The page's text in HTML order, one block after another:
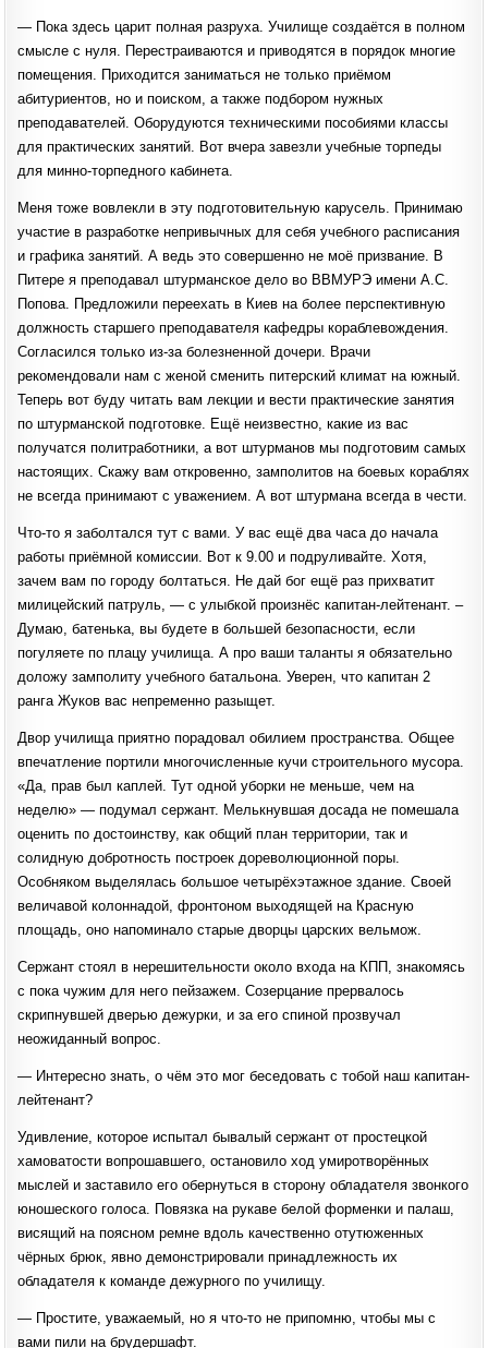
— Пока здесь царит полная разруха. Училище создаётся в полном
смысле с нуля. Перестраиваются и приводятся в порядок многие
помещения. Приходится заниматься не только приёмом
абитуриентов, но и поиском, а также подбором нужных
преподавателей. Оборудуются техническими пособиями классы
для практических занятий. Вот вчера завезли учебные торпеды
для минно-торпедного кабинета.
Меня тоже вовлекли в эту подготовительную карусель. Принимаю
участие в разработке непривычных для себя учебного расписания
и графика занятий. А ведь это совершенно не моё призвание. В
Питере я преподавал штурманское дело во ВВМУРЭ имени А.С.
Попова. Предложили переехать в Киев на более перспективную
должность старшего преподавателя кафедры кораблевождения.
Согласился только из-за болезненной дочери. Врачи
рекомендовали нам с женой сменить питерский климат на южный.
Теперь вот буду читать вам лекции и вести практические занятия
по штурманской подготовке. Ещё неизвестно, какие из вас
получатся политработники, а вот штурманов мы подготовим самых
настоящих. Скажу вам откровенно, замполитов на боевых кораблях
не всегда принимают с уважением. А вот штурмана всегда в чести.
Что-то я заболтался тут с вами. У вас ещё два часа до начала
работы приёмной комиссии. Вот к 9.00 и подруливайте. Хотя,
зачем вам по городу болтаться. Не дай бог ещё раз прихватит
милицейский патруль, — с улыбкой произнёс капитан-лейтенант. –
Думаю, батенька, вы будете в большей безопасности, если
погуляете по плацу училища. А про ваши таланты я обязательно
доложу замполиту учебного батальона. Уверен, что капитан 2
ранга Жуков вас непременно разыщет.
Двор училища приятно порадовал обилием пространства. Общее
впечатление портили многочисленные кучи строительного мусора.
«Да, прав был каплей. Тут одной уборки не меньше, чем на
неделю» — подумал сержант. Мелькнувшая досада не помешала
оценить по достоинству, как общий план территории, так и
солидную добротность построек дореволюционной поры.
Особняком выделялась большое четырёхэтажное здание. Своей
величавой колоннадой, фронтоном выходящей на Красную
площадь, оно напоминало старые дворцы царских вельмож.
Сержант стоял в нерешительности около входа на КПП, знакомясь
с пока чужим для него пейзажем. Созерцание прервалось
скрипнувшей дверью дежурки, и за его спиной прозвучал
неожиданный вопрос.
— Интересно знать, о чём это мог беседовать с тобой наш капитан-
лейтенант?
Удивление, которое испытал бывалый сержант от простецкой
хамоватости вопрошавшего, остановило ход умиротворённых
мыслей и заставило его обернуться в сторону обладателя звонкого
юношеского голоса. Повязка на рукаве белой форменки и палаш,
висящий на поясном ремне вдоль качественно отутюженных
чёрных брюк, явно демонстрировали принадлежность их
обладателя к команде дежурного по училищу.
— Простите, уважаемый, но я что-то не припомню, чтобы мы с
вами пили на брудершафт.